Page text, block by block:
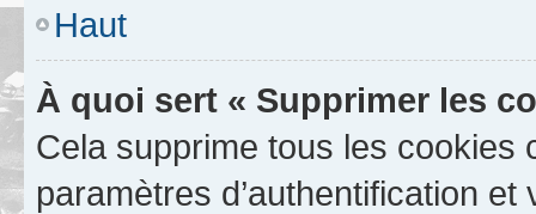
Haut
À quoi sert « Supprimer les
Cela supprime tous les cookies
paramètres d’authentification